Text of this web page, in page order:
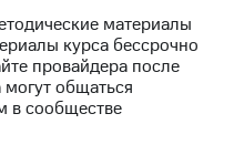
материалы
курса бессрочно
провайдера после
могут общаться
в сообществе